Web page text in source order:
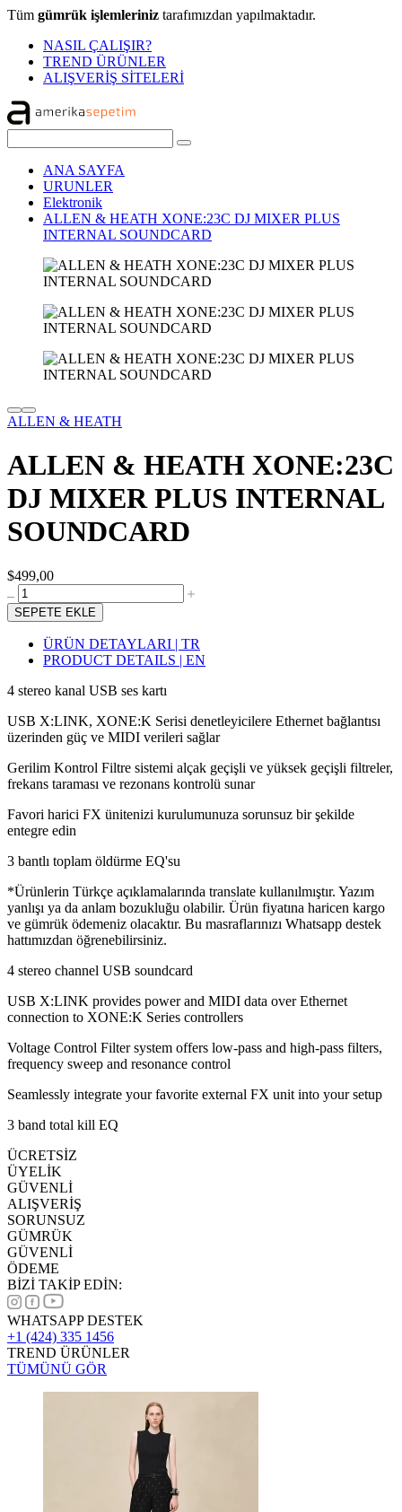
Tüm gümrük işlemleriniz tarafımızdan yapılmaktadır.
NASIL ÇALIŞIR?
TREND ÜRÜNLER
ALIŞVERİŞ SİTELERİ
ANA SAYFA
URUNLER
Elektronik
ALLEN & HEATH XONE:23C DJ MIXER PLUS
INTERNAL SOUNDCARD
ALLEN & HEATH
ALLEN & HEATH XONE:23C
DJ MIXER PLUS INTERNAL
SOUNDCARD
$499,00
SEPETE EKLE
ÜRÜN DETAYLARI | TR
PRODUCT DETAILS | EN
4 stereo kanal USB ses kartı
USB X:LINK, XONE:K Serisi denetleyicilere Ethernet bağlantısı
üzerinden güç ve MIDI verileri sağlar
Gerilim Kontrol Filtre sistemi alçak geçişli ve yüksek geçişli filtreler,
frekans taraması ve rezonans kontrolü sunar
Favori harici FX ünitenizi kurulumunuza sorunsuz bir şekilde
entegre edin
3 bantlı toplam öldürme EQ'su
*Ürünlerin Türkçe açıklamalarında translate kullanılmıştır. Yazım
yanlışı ya da anlam bozukluğu olabilir. Ürün fiyatına haricen kargo
ve gümrük ödemeniz olacaktır. Bu masraflarınızı Whatsapp destek
hattımızdan öğrenebilirsiniz.
4 stereo channel USB soundcard
USB X:LINK provides power and MIDI data over Ethernet
connection to XONE:K Series controllers
Voltage Control Filter system offers low-pass and high-pass filters,
frequency sweep and resonance control
Seamlessly integrate your favorite external FX unit into your setup
3 band total kill EQ
ÜCRETSİZ
ÜYELİK
GÜVENLİ
ALIŞVERİŞ
SORUNSUZ
GÜMRÜK
GÜVENLİ
ÖDEME
BİZİ TAKİP EDİN:
WHATSAPP DESTEK
+1 (424) 335 1456
TREND ÜRÜNLER
TÜMÜNÜ GÖR